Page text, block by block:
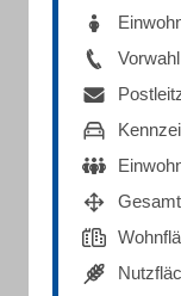
Vorwahl